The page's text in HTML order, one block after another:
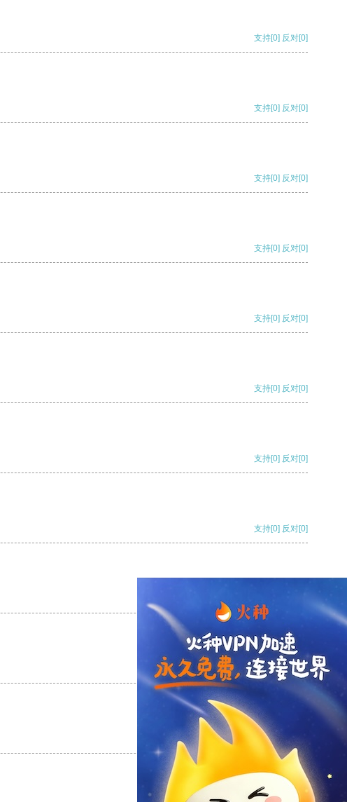
支持[0] 反对[0]
支持[0] 反对[0]
支持[0] 反对[0]
支持[0] 反对[0]
支持[0] 反对[0]
支持[0] 反对[0]
支持[0] 反对[0]
支持[0] 反对[0]
支持 [0] 反对[0]
支持[0] 反对